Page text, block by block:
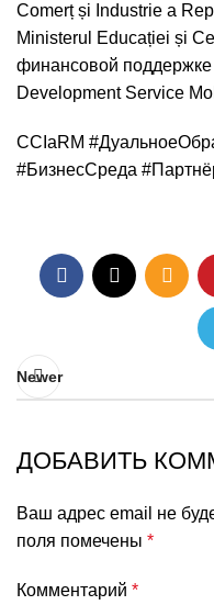
Comerț și Industrie a
Ministerul Educației și
финансовой
Development Service
CCIaRM
#БизнесСреда
Newer
ДОБАВИТЬ
Ваш адрес email не
поля помечены *
Комментарий *